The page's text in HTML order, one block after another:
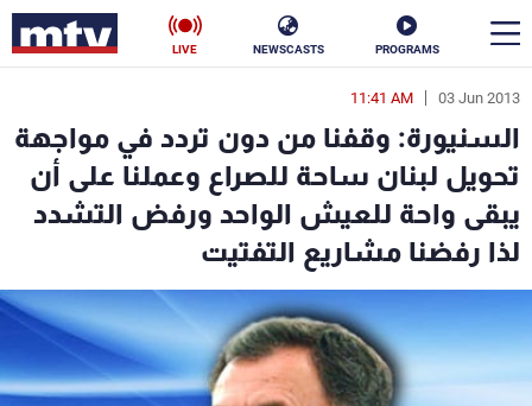
PROGRAMS
NEWSCASTS
LIVE
03 Jun 2013
11:41 AM
السنيورة: وقفنا من دون تردد في مواجهة
تحويل لبنان ساحة للصراع وعملنا على أن
يبقى واحة للعيش الواحد ورفض التشدد
لذا رفضنا مشاريع التفتيت
en
الأخبار
سياسة ناس
إقتصاد فن
منوعات رياضة
كأس العالم